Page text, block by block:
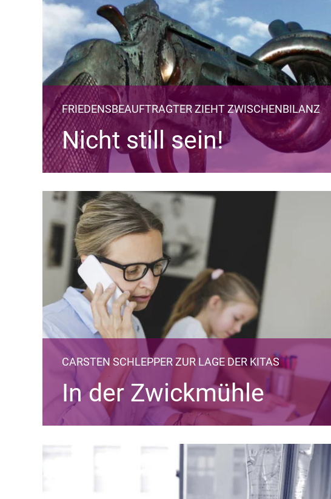
FRIEDENSBEAUFTRAGTER ZIEHT ZWISCHENBILANZ
Nicht still sein!
CARSTEN SCHLEPPER ZUR LAGE DER KITAS
In der Zwickmühle